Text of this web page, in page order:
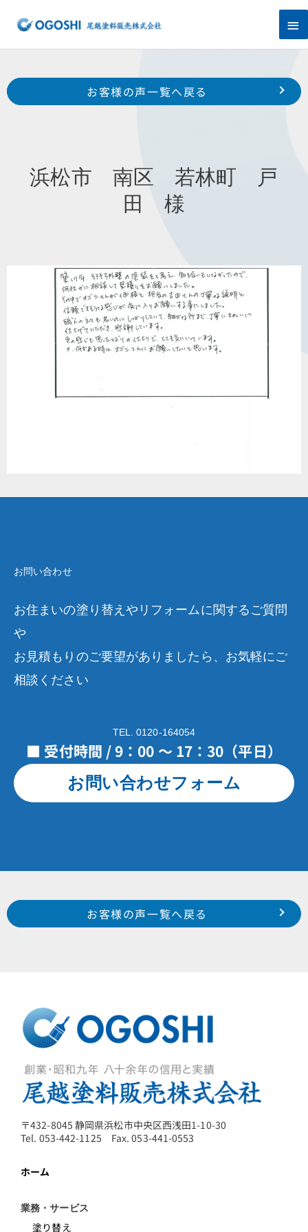
ス
プ
メ
イ
ン
メ
Prev
磐田市 福田 T 様
磐田市 池田 O 様
お客様の声一覧へ戻る
浜松市 南区 若林町 戸
田 様
お問い合わせ
お住まいの塗り替えやリフォームに関するご質問
や
お見積もりのご要望がありましたら、お気軽にご
相談ください
TEL. 0120-164054
■ 受付時間 / 9：00 ～ 17：30（平日）
お問い合わせフォーム
Prev
磐田市 福田 T 様
磐田市 池田 O 様
お客様の声一覧へ戻る
〒432-8045 静岡県浜松市中央区西浅田1-10-30
Tel. 053-442-1125 Fax. 053-441-0553
ホーム
業務・サービス
塗り替え